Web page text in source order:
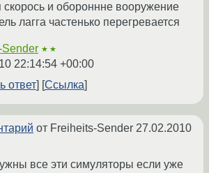
и обороннне вооружение
лагга частенько перегревается
Sender ★★
22:14:54 +00:00
ответ
Ссылка
от Freiheits-Sender 27.02.2010
все эти симуляторы если уже